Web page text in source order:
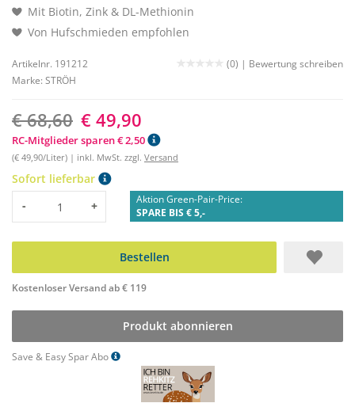
Mit Biotin, Zink & DL-Methionin
Von Hufschmieden empfohlen
Artikelnr. 191212 (0) | Bewertung schreiben
Marke: STRÖH
€ 68,60 € 49,90
RC-Mitglieder sparen € 2,50
(€ 49,90/Liter) | inkl. MwSt. zzgl. Versand
Sofort lieferbar
Menge
- +
Aktion Green-Pair-Price:
SPARE BIS € 5,-
Bestellen
Kostenloser Versand ab € 119
Produkt abonnieren
Save & Easy Spar Abo